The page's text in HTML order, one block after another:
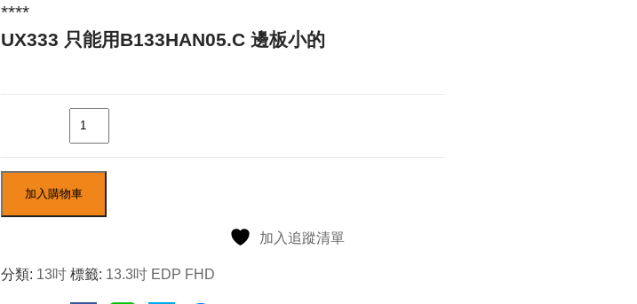
****
UX333 只能用B133HAN05.C 邊板小的
加入購物車
加入追蹤清單
分類: 13吋 標籤: 13.3吋 EDP FHD